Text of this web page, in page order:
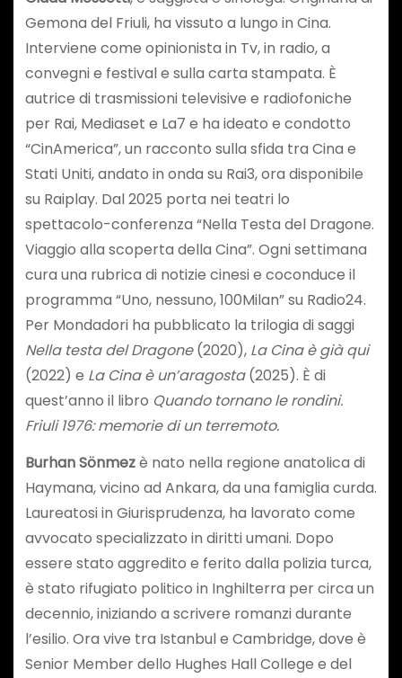
Gemona del Friuli, ha vissuto a lungo in Cina.
Interviene come opinionista in Tv, in radio, a
convegni e festival e sulla carta stampata. È
autrice di trasmissioni televisive e radiofoniche
per Rai, Mediaset e La7 e ha ideato e condotto
“CinAmerica”, un racconto sulla sfida tra Cina e
Stati Uniti, andato in onda su Rai3, ora disponibile
su Raiplay. Dal 2025 porta nei teatri lo
spettacolo-conferenza “Nella Testa del Dragone.
Viaggio alla scoperta della Cina”. Ogni settimana
cura una rubrica di notizie cinesi e coconduce il
programma “Uno, nessuno, 100Milan” su Radio24.
Per Mondadori ha pubblicato la trilogia di saggi
Nella testa del Dragone(2020), La Cina è già qui
(2022) e La Cina è un’aragosta(2025). È di
quest’anno il libro Quando tornano le rondini.
Friuli 1976: memorie di un terremoto.
Burhan Sönmezè nato nella regione anatolica di
Haymana, vicino ad Ankara, da una famiglia curda.
Laureatosi in Giurisprudenza, ha lavorato come
avvocato spe­cializzato in diritti umani. Dopo
essere stato aggredito e ferito dalla polizia turca,
è stato rifugiato politico in Inghilterra per circa un
decennio, iniziando a scrivere romanzi durante
l’esilio. Ora vive tra Istanbul e Cambridge, dove è
Senior Member dello Hughes Hall College e del